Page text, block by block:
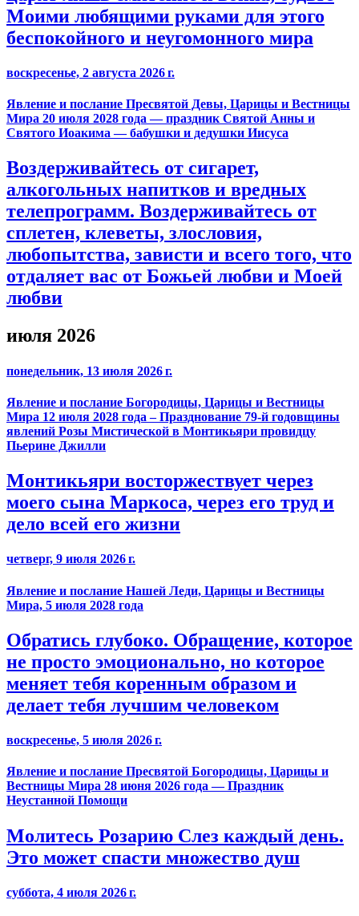
Моими любящими руками для этого
беспокойного и неугомонного мира
воскресенье, 2 августа 2026 г.
Явление и послание Пресвятой Девы, Царицы и Вестницы
Мира 20 июля 2028 года — праздник Святой Анны и
Святого Иоакима — бабушки и дедушки Иисуса
Воздерживайтесь от сигарет,
алкогольных напитков и вредных
телепрограмм. Воздерживайтесь от
сплетен, клеветы, злословия,
любопытства, зависти и всего того, что
отдаляет вас от Божьей любви и Моей
любви
июля 2026
понедельник, 13 июля 2026 г.
Явление и послание Богородицы, Царицы и Вестницы
Мира 12 июля 2028 года – Празднование 79-й годовщины
явлений Розы Мистической в Монтикьяри провидцу
Пьерине Джилли
Монтикьяри восторжествует через
моего сына Маркоса, через его труд и
дело всей его жизни
четверг, 9 июля 2026 г.
Явление и послание Нашей Леди, Царицы и Вестницы
Мира, 5 июля 2028 года
Обратись глубоко. Обращение, которое
не просто эмоционально, но которое
меняет тебя коренным образом и
делает тебя лучшим человеком
воскресенье, 5 июля 2026 г.
Явление и послание Пресвятой Богородицы, Царицы и
Вестницы Мира 28 июня 2026 года — Праздник
Неустанной Помощи
Молитесь Розарию Слез каждый день.
Это может спасти множество душ
суббота, 4 июля 2026 г.